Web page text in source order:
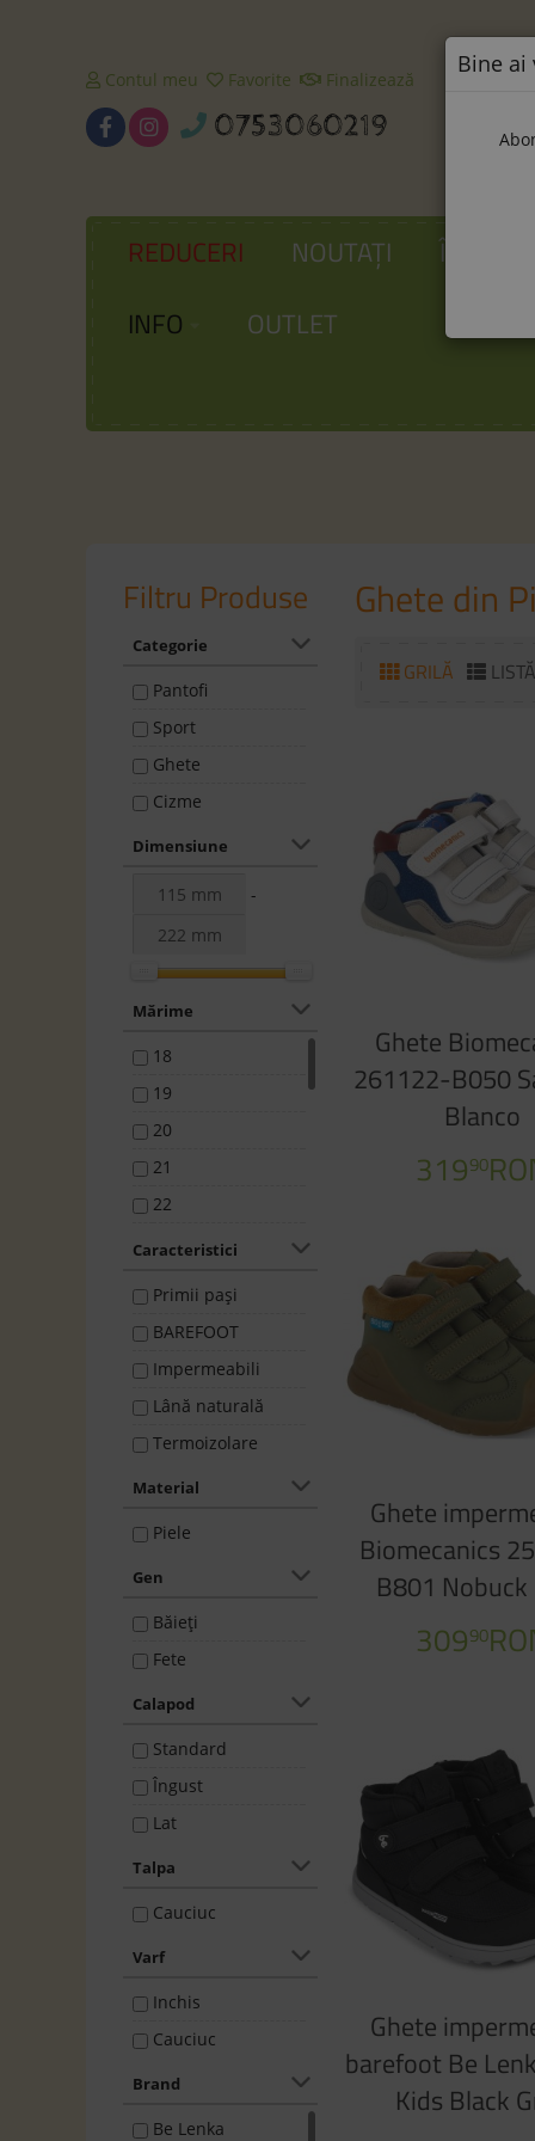
Contul meu Favorite Finalizează
0753060219
REDUCERI NOUTAȚI
INFO
OUTLET
Filtru Produse
Categorie
Pantofi
Sport
Ghete
Cizme
Dimensiune
-
Mărime
18
19
20
21
22
30
31
32
33
34
Caracteristici
Primii pași
BAREFOOT
Impermeabili
Lână naturală
Termoizolare
Material
Piele
Gen
Băieţi
Fete
Calapod
Standard
Îngust
Lat
Talpa
Cauciuc
Varf
Inchis
Cauciuc
Brand
Be Lenka
Ghete din
GRILĂ LISTĂ
Ghete
261122-B050
Blanco
31990
Ghete
Biomecanics
B801 Nobuck
30990
Ghete
barefoot Be
Kids Black
Bine ai